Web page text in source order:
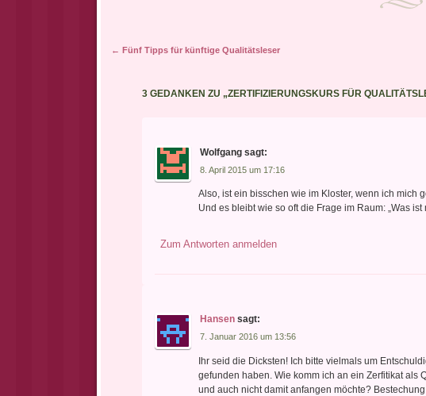
Artikel-Navigation
← Fünf Tipps für künftige Qualitätsleser
3 GEDANKEN ZU „ZERTIFIZIERUNGSKURS FÜR
Wolfgang sagt:
8. April 2015 um 17:16
Also, ist ein bisschen wie im Kloster, wenn ich mich
Und es bleibt wie so oft die Frage im Raum: „Was ist
Zum Antworten anmelden
Hansen sagt:
7. Januar 2016 um 13:56
Ihr seid die Dicksten! Ich bitte vielmals um
gefunden haben. Wie komm ich an ein Zerfitikat als
und auch nicht damit anfangen möchte?